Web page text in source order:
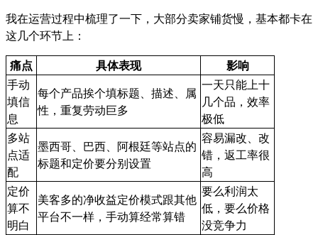
我在运营过程中梳理了一下，大部分卖家铺货慢，基本都卡在
这几个环节上：
痛点
具体表现
影响
手动
填信
息
每个产品挨个填标题、描述、属
性，重复劳动巨多
一天只能上十
几个品，效率
极低
多站
点适
配
墨西哥、巴西、阿根廷等站点的
标题和定价要分别设置
容易漏改、改
错，返工率很
高
定价
算不
明白
美客多的净收益定价模式跟其他
平台不一样，手动算经常算错
要么利润太
低，要么价格
没竞争力